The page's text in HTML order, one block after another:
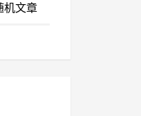
机文章